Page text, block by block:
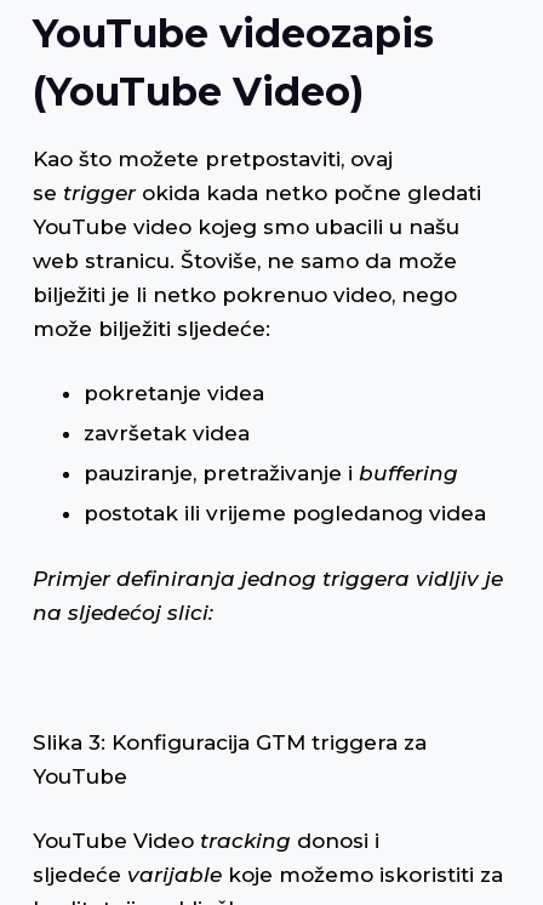
YouTube videozapis
(YouTube Video)
Kao što možete pretpostaviti, ovaj
se triggerokida kada netko počne gledati
YouTube video kojeg smo ubacili u našu
web stranicu. Štoviše, ne samo da može
bilježiti je li netko pokrenuo video, nego
može bilježiti sljedeće:
pokretanje videa
završetak videa
pauziranje, pretraživanje ibuffering
postotak ili vrijeme pogledanog videa
Primjer definiranja jednog triggera vidljiv je
na sljedećoj slici:
Slika 3: Konfiguracija GTM triggera za
YouTube
YouTube Video tracking donosi i
sljedeće varijablekoje možemo iskoristiti za